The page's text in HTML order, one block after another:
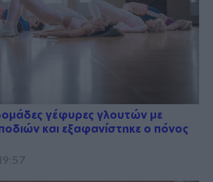
γέφυρες γλουτών με
και εξαφανίστηκε ο πόνος